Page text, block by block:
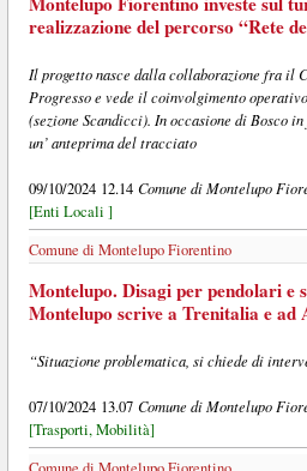
realizzazione del percorso “Rete
Il progetto nasce dalla collaborazione fra il
Progresso e vede il coinvolgimento
(sezione Scandicci). In occasione di Bosco
un’ anteprima del tracciato
09/10/2024 12.14 Comune di Montelupo
[Enti Locali ]
Comune di Montelupo Fiorentino
Montelupo. Disagi per pendolari e
Montelupo scrive a Trenitalia e ad
“Situazione problematica, si chiede di
07/10/2024 13.07 Comune di Montelupo
[Trasporti, Mobilità]